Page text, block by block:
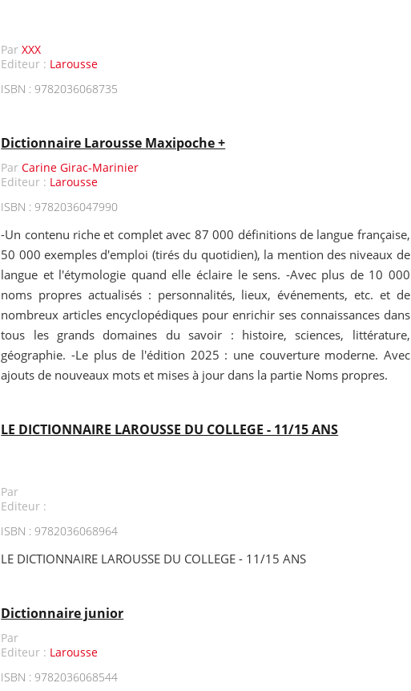
ParXXX
Editeur : Larousse
ISBN : 9782036068735
Dictionnaire Larousse Maxipoche +
ParCarine Girac-Marinier
Editeur : Larousse
ISBN : 9782036047990
-Un contenu riche et complet avec 87 000 définitions de langue française,
50 000 exemples d'emploi (tirés du quotidien), la mention des niveaux de
langue et l'étymologie quand elle éclaire le sens. -Avec plus de 10 000
noms propres actualisés : personnalités, lieux, événements, etc. et de
nombreux articles encyclopédiques pour enrichir ses connaissances dans
tous les grands domaines du savoir : histoire, sciences, littérature,
géographie. -Le plus de l'édition 2025 : une couverture moderne. Avec
ajouts de nouveaux mots et mises à jour dans la partie Noms propres.
LE DICTIONNAIRE LAROUSSE DU COLLEGE - 11/15 ANS
Par
Editeur :
ISBN : 9782036068964
LE DICTIONNAIRE LAROUSSE DU COLLEGE - 11/15 ANS
Dictionnaire junior
Par
Editeur : Larousse
ISBN : 9782036068544